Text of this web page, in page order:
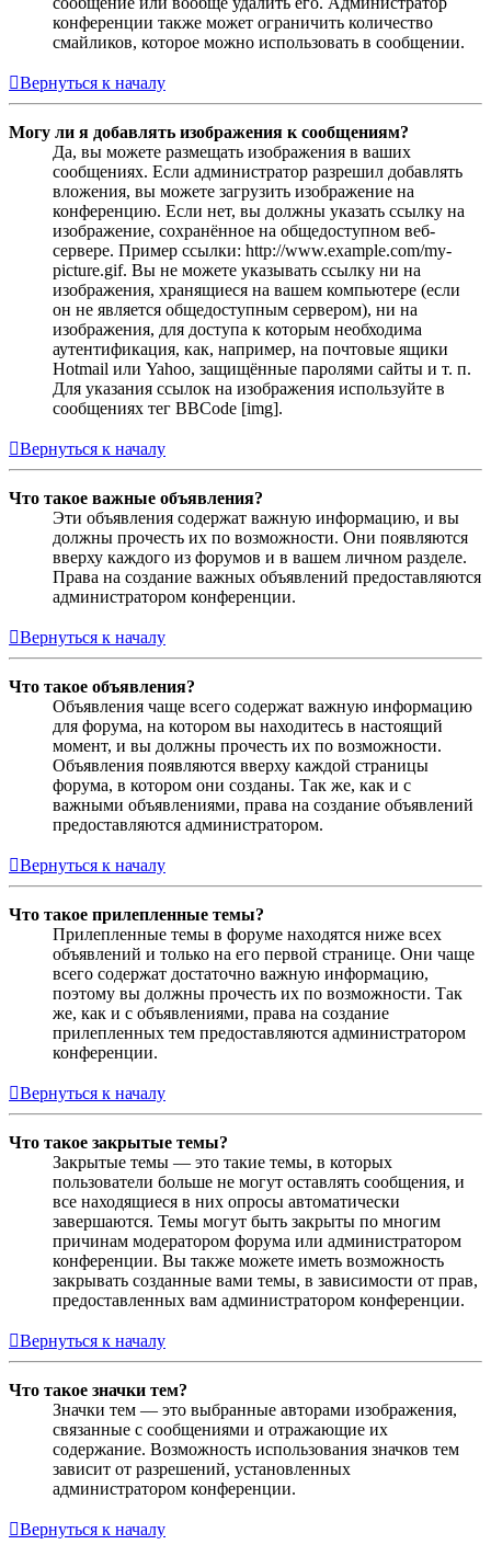
конференции также может ограничить количество
смайликов, которое можно использовать в сообщении.
Вернуться к началу
Могу ли я добавлять изображения к сообщениям?
Да, вы можете размещать изображения в ваших
сообщениях. Если администратор разрешил добавлять
вложения, вы можете загрузить изображение на
конференцию. Если нет, вы должны указать ссылку на
изображение, сохранённое на общедоступном веб-
сервере. Пример ссылки: http://www.example.com/my-
picture.gif. Вы не можете указывать ссылку ни на
изображения, хранящиеся на вашем компьютере (если
он не является общедоступным сервером), ни на
изображения, для доступа к которым необходима
аутентификация, как, например, на почтовые ящики
Hotmail или Yahoo, защищённые паролями сайты и т. п.
Для указания ссылок на изображения используйте в
сообщениях тег BBCode [img].
Вернуться к началу
Что такое важные объявления?
Эти объявления содержат важную информацию, и вы
должны прочесть их по возможности. Они появляются
вверху каждого из форумов и в вашем личном разделе.
Права на создание важных объявлений предоставляются
администратором конференции.
Вернуться к началу
Что такое объявления?
Объявления чаще всего содержат важную информацию
для форума, на котором вы находитесь в настоящий
момент, и вы должны прочесть их по возможности.
Объявления появляются вверху каждой страницы
форума, в котором они созданы. Так же, как и с
важными объявлениями, права на создание объявлений
предоставляются администратором.
Вернуться к началу
Что такое прилепленные темы?
Прилепленные темы в форуме находятся ниже всех
объявлений и только на его первой странице. Они чаще
всего содержат достаточно важную информацию,
поэтому вы должны прочесть их по возможности. Так
же, как и с объявлениями, права на создание
прилепленных тем предоставляются администратором
конференции.
Вернуться к началу
Что такое закрытые темы?
Закрытые темы — это такие темы, в которых
пользователи больше не могут оставлять сообщения, и
все находящиеся в них опросы автоматически
завершаются. Темы могут быть закрыты по многим
причинам модератором форума или администратором
конференции. Вы также можете иметь возможность
закрывать созданные вами темы, в зависимости от прав,
предоставленных вам администратором конференции.
Вернуться к началу
Что такое значки тем?
Значки тем — это выбранные авторами изображения,
связанные с сообщениями и отражающие их
содержание. Возможность использования значков тем
зависит от разрешений, установленных
администратором конференции.
Вернуться к началу